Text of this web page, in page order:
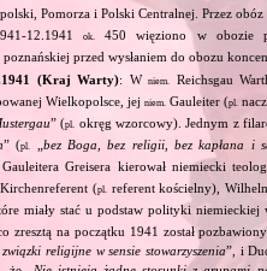
Pomorza i Polski Centralnej. Przez
ok.
450 więziono w obozie
przed wysłaniem do obozu
(Kraj Warty): Wniem. Reichsgau
Wielkopolsce, jejniem. Gauleiter (pl.
” (pl. okręg wzorcowy). Jednym z
” (pl. bez Boga, bez religii, bez kapłana i
Gauleitera Greisera kierował niemiecki
Kirchenreferent (pl. referent kościelny),
miały stać u podstaw polityki niemieckiej
zresztą na początku 1941 został pozbawiony
religijne w sensie stowarzyszenia”, i